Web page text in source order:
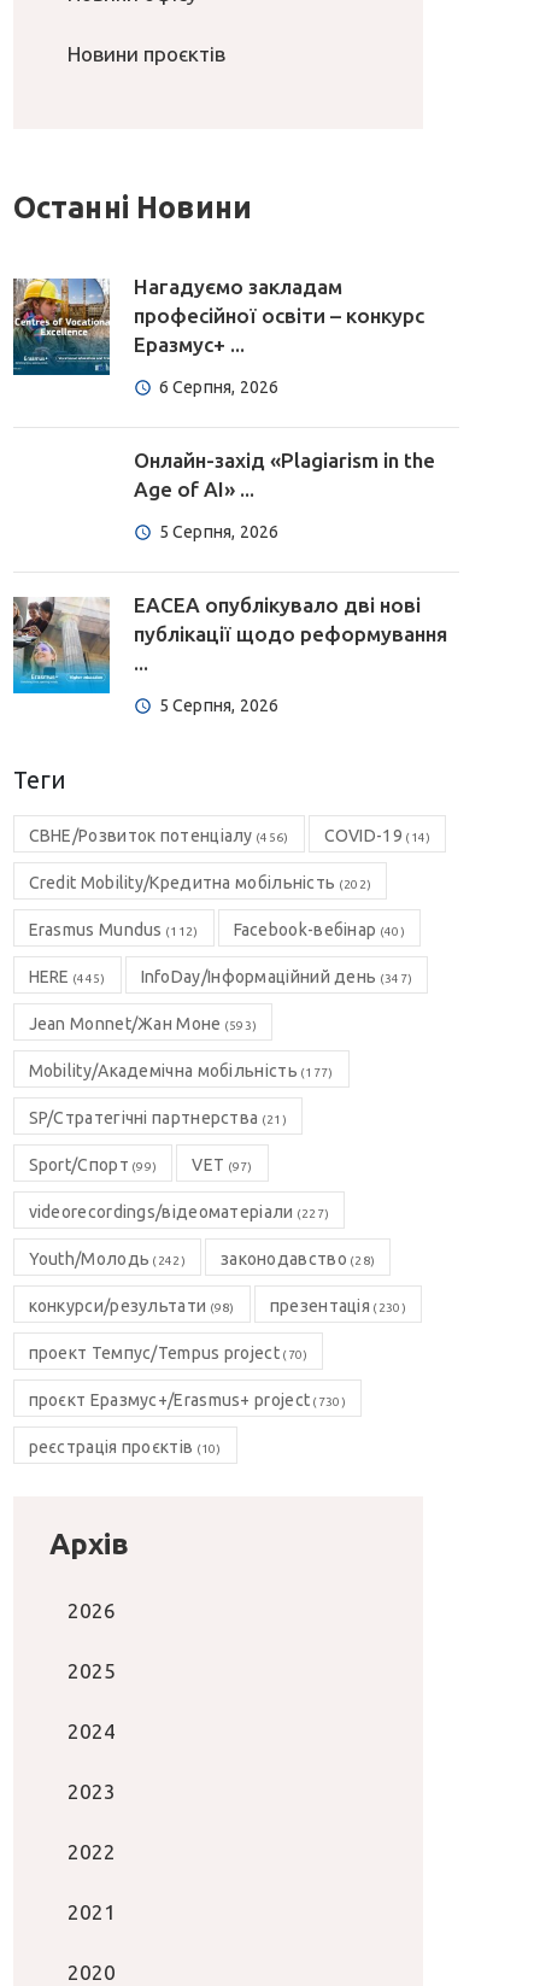
Новини проєктів
Останні Новини
Нагадуємо закладам
професійної освіти – конкурс
Еразмус+ ...
6 Серпня, 2026
Онлайн-захід «Plagiarism in the
Age of AI» ...
5 Серпня, 2026
EACEA опублікувало дві нові
публікації щодо реформування
...
5 Серпня, 2026
Теги
CBHE/Розвиток потенціалу (456) COVID-19 (14)
Credit Mobility/Кредитна мобільність (202)
Erasmus Mundus (112) Facebook-вебінар (40)
HERE (445) InfoDay/Інформаційний день (347)
Jean Monnet/Жан Моне (593)
Mobility/Академічна мобільність (177)
SP/Стратегічні партнерства (21)
Sport/Спорт (99) VET (97)
videorecordings/відеоматеріали (227)
Youth/Молодь (242) законодавство (28)
конкурси/результати (98) презентація (230)
проект Темпус/Tempus project(70)
проєкт Еразмус+/Erasmus+ project (730)
реєстрація проєктів (10)
Архів
2026
2025
2024
2023
2022
2021
2020